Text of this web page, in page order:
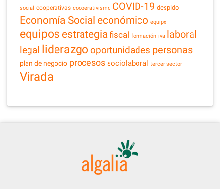
social cooperativas cooperativismo COVID-19 despido
Economía Social económico equipo
equipos estrategia fiscal formación iva laboral
legal liderazgo oportunidades personas
plan de negocio procesos sociolaboral tercer sector
Virada